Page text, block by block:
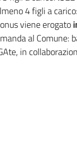
4 figli a carico:
viene erogato
al Comune:
in